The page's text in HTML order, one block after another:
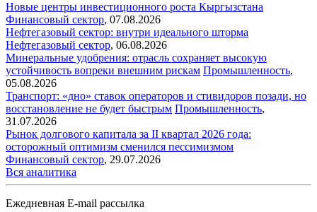
Новые центры инвестиционного роста Кыргызстана
Финансовый сектор, 07.08.2026
Нефтегазовый сектор: внутри идеального шторма
Нефтегазовый сектор, 06.08.2026
Минеральные удобрения: отрасль сохраняет высокую
устойчивость вопреки внешним рискам Промышленность,
05.08.2026
Транспорт: «дно» ставок операторов и стивидоров позади, но
восстановление не будет быстрым Промышленность,
31.07.2026
Рынок долгового капитала за II квартал 2026 года:
осторожный оптимизм сменился пессимизмом
Финансовый сектор, 29.07.2026
Вся аналитика
Ежедневная E-mail рассылка